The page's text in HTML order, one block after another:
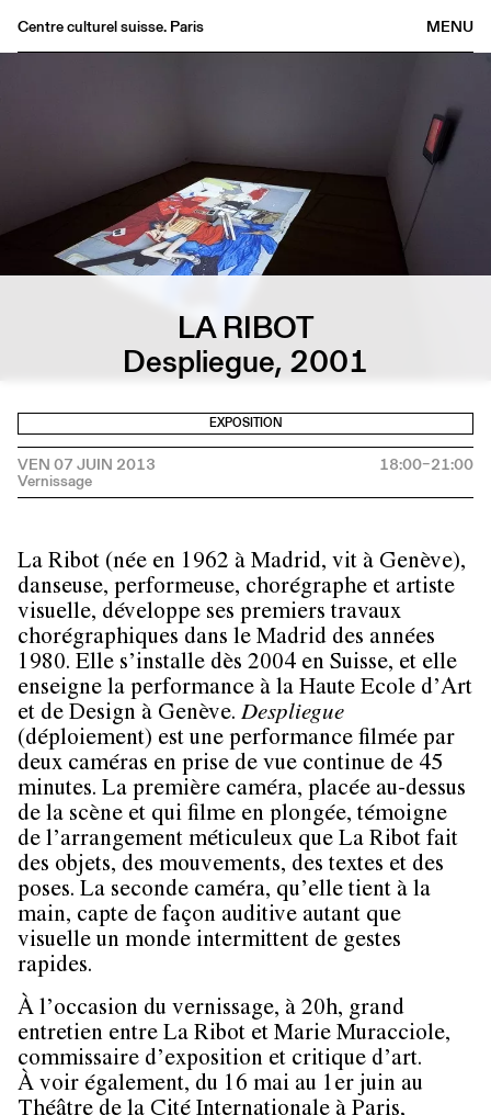
MENU
Centre culturel suisse. Paris
Médiathèque
Éditions
Informations
LA RIBOT
Despliegue, 2001
EXPOSITION
VEN 07 JUIN 2013 18:00–21:00
La Ribot (née en 1962 à Madrid, vit à Genève),
danseuse, performeuse, chorégraphe et artiste
visuelle, développe ses premiers travaux
chorégraphiques dans le Madrid des années
1980. Elle s’installe dès 2004 en Suisse, et elle
enseigne la performance à la Haute Ecole d’Art
et de Design à Genève. Despliegue
(déploiement) est une performance filmée par
deux caméras en prise de vue continue de 45
minutes. La première caméra, placée au-dessus
de la scène et qui filme en plongée, témoigne
de l’arrangement méticuleux que La Ribot fait
des objets, des mouvements, des textes et des
poses. La seconde caméra, qu’elle tient à la
main, capte de façon auditive autant que
visuelle un monde intermittent de gestes
rapides.
À l’occasion du vernissage, à 20h, grand
entretien entre La Ribot et Marie Muracciole,
commissaire d’exposition et critique d’art.
À voir également, du 16 mai au 1er juin au